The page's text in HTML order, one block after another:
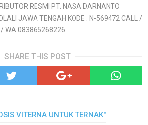
RESMI PT. NASA DARNANTO
JAWA TENGAH KODE : N-569472 CALL /
/ WA 083865268226
SHARE THIS POST
VITERNA UNTUK TERNAK"